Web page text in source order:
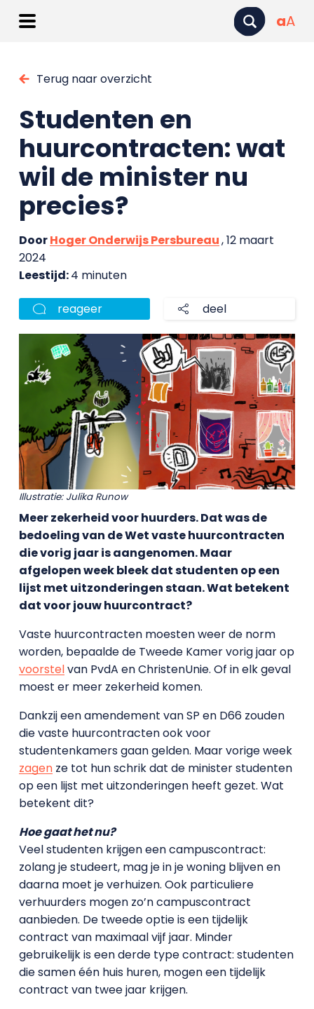
aA
Terug naar overzicht
Studenten en
huurcontracten: wat
wil de minister nu
precies?
DoorHoger Onderwijs Persbureau, 12 maart
2024
Leestijd:4 minuten
reageer deel
Illustratie: Julika Runow
Meer zekerheid voor huurders. Dat was de
bedoeling van de Wet vaste huurcontracten
die vorig jaar is aangenomen. Maar
afgelopen week bleek dat studenten op een
lijst met uitzonderingen staan. Wat betekent
dat voor jouw huurcontract?
Vaste huurcontracten moesten weer de norm
worden, bepaalde de Tweede Kamer vorig jaar op
voorstelvan PvdA en ChristenUnie. Of in elk geval
moest er meer zekerheid komen.
Dankzij een amendement van SP en D66 zouden
die vaste huurcontracten ook voor
studentenkamers gaan gelden. Maar vorige week
zagenze tot hun schrik dat de minister studenten
op een lijst met uitzonderingen heeft gezet. Wat
betekent dit?
Hoe gaat het nu?
Veel studenten krijgen een campuscontract:
zolang je studeert, mag je in je woning blijven en
daarna moet je verhuizen. Ook particuliere
verhuurders mogen zo’n campuscontract
aanbieden. De tweede optie is een tijdelijk
contract van maximaal vijf jaar. Minder
gebruikelijk is een derde type contract: studenten
die samen één huis huren, mogen een tijdelijk
contract van twee jaar krijgen.